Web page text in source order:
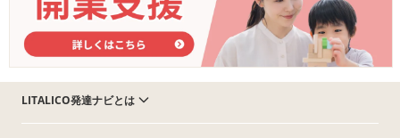
LITALICO発達ナビとは